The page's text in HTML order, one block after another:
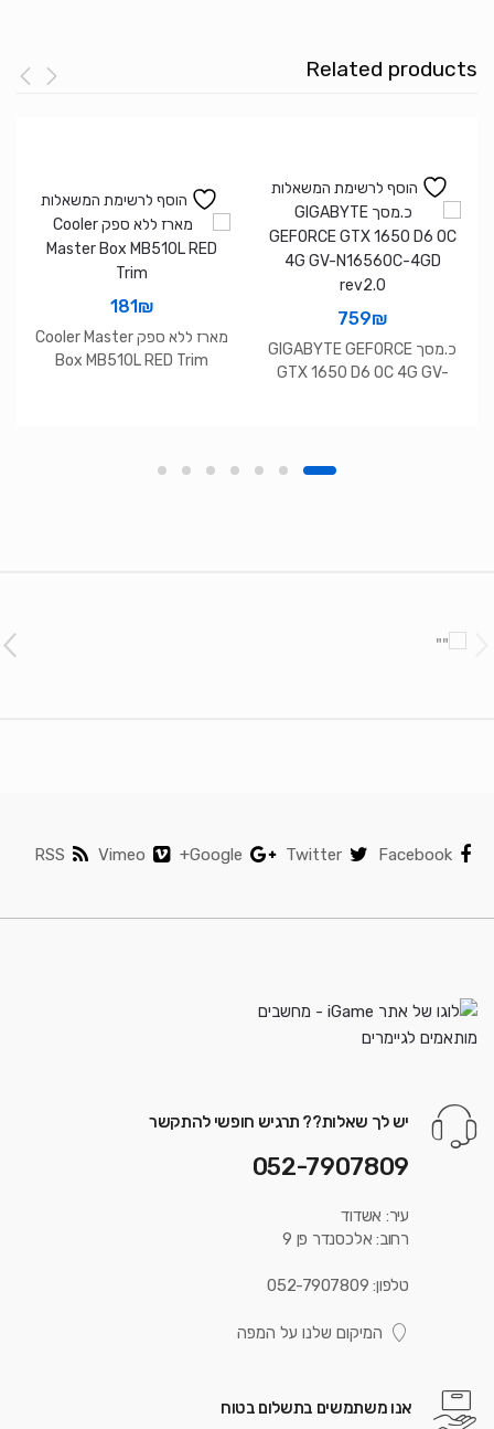
Related products
הוסף לרשימת המשאלות
759₪
כ.מסך GIGABYTE GEFORCE
GTX 1650 D6 OC 4G GV-
הוסף לרשימת המשאלות
181 ₪
מארז ללא ספק Cooler Master
Box MB510L RED Trim
Facebook
Twitter
Google+
Vimeo
RSS
יש לך שאלות?? תרגיש חופשי להתקשר
052-7907809
עיר: אשדוד
רחוב: אלכסנדר פן 9
טלפון: 052-7907809
המיקום שלנו על המפה
אנו משתמשים בתשלום בטוח